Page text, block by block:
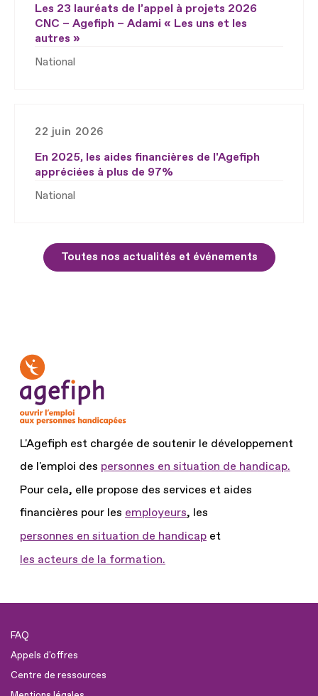
Les 23 lauréats de l’appel à projets 2026
CNC – Agefiph – Adami « Les uns et les
autres »
National
22 juin 2026
En 2025, les aides financières de l'Agefiph
appréciées à plus de 97%
National
Toutes nos actualités et événements
L'Agefiph est chargée de soutenir le développement
de l'emploi des personnes en situation de handicap.
Pour cela, elle propose des services et aides
financières pour les employeurs, les
personnes en situation de handicap et
les acteurs de la formation.
FAQ
Appels d'offres
Centre de ressources